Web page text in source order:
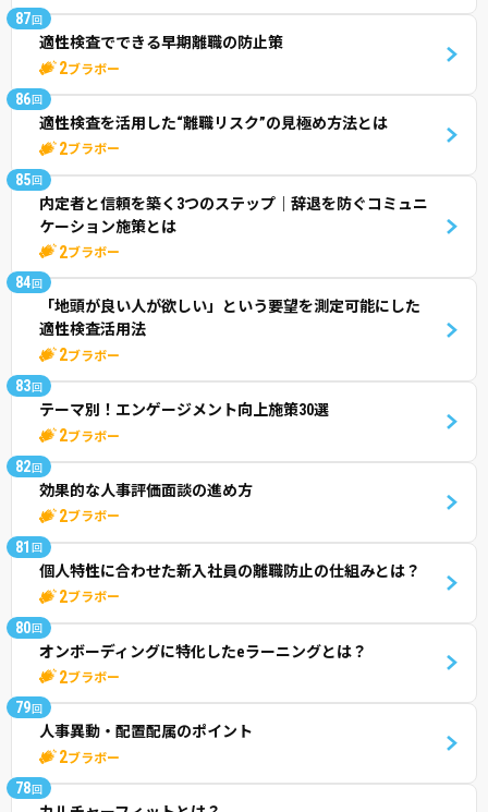
87回
適性検査でできる早期離職の防止策
2ブラボー
86回
適性検査を活用した“離職リスク”の見極め方法とは
2ブラボー
85回
内定者と信頼を築く3つのステップ｜辞退を防ぐコミュニ
ケーション施策とは
2ブラボー
84回
「地頭が良い人が欲しい」という要望を測定可能にした
適性検査活用法
2ブラボー
83回
テーマ別！エンゲージメント向上施策30選
2ブラボー
82回
効果的な人事評価面談の進め方
2ブラボー
81 回
個人特性に合わせた新入社員の離職防止の仕組みとは？
2ブラボー
80回
オンボーディングに特化したeラーニングとは？
2ブラボー
79回
人事異動・配置配属のポイント
2ブラボー
78回